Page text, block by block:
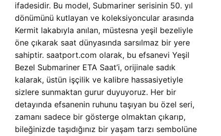
ifadesidir. Bu model, Submariner serisinin 50. yıl
dönümünü kutlayan ve koleksiyoncular arasında
Kermit lakabıyla anılan, müstesna yeşil bezeliyle
öne çıkarak saat dünyasında sarsılmaz bir yere
sahiptir. saatport.com olarak, bu efsanevi Yeşil
Bezel Submariner ETA Saat’i, orijinale sadık
kalarak, üstün işçilik ve kalibre hassasiyetiyle
sizlere sunmaktan gurur duyuyoruz. Her bir
detayında efsanenin ruhunu taşıyan bu özel seri,
zamanı sadece bir gösterge olmaktan çıkarıp,
bileğinizde taşıdığınız bir yaşam tarzı sembolüne